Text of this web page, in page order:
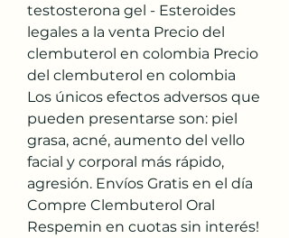
testosterona gel - Esteroides
legales a la venta Precio del
clembuterol en colombia Precio
del clembuterol en colombia
Los únicos efectos adversos que
pueden presentarse son: piel
grasa, acné, aumento del vello
facial y corporal más rápido,
agresión. Envíos Gratis en el día
Compre Clembuterol Oral
Respemin en cuotas sin interés!